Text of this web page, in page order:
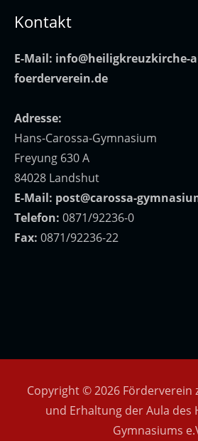
Kontakt
E-Mail: info@heiligkreuzkirche-
foerderverein.de
Adresse:
Hans-Carossa-Gymnasium
Freyung 630 A
84028 Landshut
E-Mail: post@carossa-
Telefon: 0871/92236-0
Fax: 0871/92236-22
Copyright © 2026 Förderverein
und Erhaltung der Aula des
Gymnasiums